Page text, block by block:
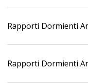
Rapporti Dormienti
Rapporti Dormienti